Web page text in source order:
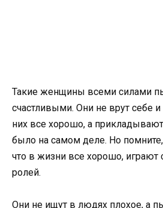
Такие женщины всеми силами
счастливыми. Они не врут себе
них все хорошо, а
было на самом деле. Но
что в жизни все хорошо, играют
ролей.
Они не ищут в людях плохое, а